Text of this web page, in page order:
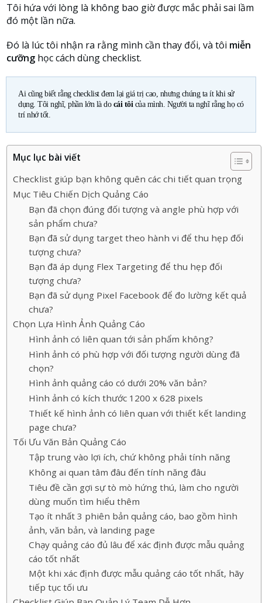
Tôi hứa với lòng là không bao giờ được mắc phải sai lầm
đó một lần nữa.
Đó là lúc tôi nhận ra rằng mình cần thay đổi, và tôi miễn
cưỡng học cách dùng checklist.
Ai cũng biết rằng checklist đem lại giá trị cao, nhưng chúng ta ít khi sử
dụng. Tôi nghĩ, phần lớn là do cái tôi của mình. Người ta nghĩ rằng họ có
trí nhớ tốt.
Mục lục bài viết
Checklist giúp bạn không quên các chi tiết quan trọng
Mục Tiêu Chiến Dịch Quảng Cáo
Bạn đã chọn đúng đối tượng và angle phù hợp với
sản phẩm chưa?
Bạn đã sử dụng target theo hành vi để thu hẹp đối
tượng chưa?
Bạn đã áp dụng Flex Targeting để thu hẹp đối
tượng chưa?
Bạn đã sử dụng Pixel Facebook để đo lường kết quả
chưa?
Chọn Lựa Hình Ảnh Quảng Cáo
Hình ảnh có liên quan tới sản phẩm không?
Hình ảnh có phù hợp với đối tượng người dùng đã
chọn?
Hình ảnh quảng cáo có dưới 20% văn bản?
Hình ảnh có kích thước 1200 x 628 pixels
Thiết kế hình ảnh có liên quan với thiết kết landing
page chưa?
Tối Ưu Văn Bản Quảng Cáo
Tập trung vào lợi ích, chứ không phải tính năng
Không ai quan tâm đâu đến tính năng đâu
Tiêu đề cần gợi sự tò mò hứng thú, làm cho người
dùng muốn tìm hiểu thêm
Tạo ít nhất 3 phiên bản quảng cáo, bao gồm hình
ảnh, văn bản, và landing page
Chạy quảng cáo đủ lâu để xác định được mẫu quảng
cáo tốt nhất
Một khi xác định được mẫu quảng cáo tốt nhất, hãy
tiếp tục tối ưu